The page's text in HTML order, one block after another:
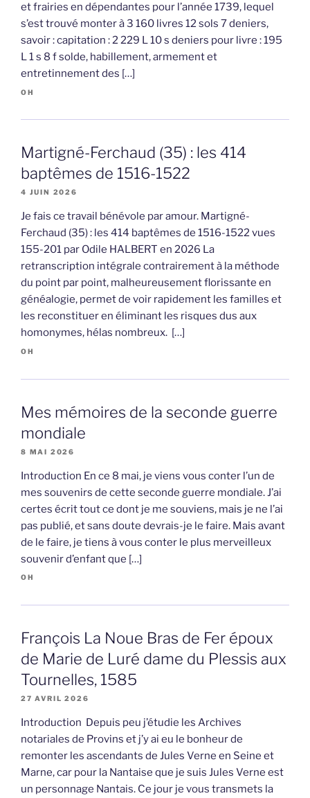
et frairies en dépendantes pour l’année 1739, lequel
s’est trouvé monter à 3 160 livres 12 sols 7 deniers,
savoir : capitation : 2 229 L 10 s deniers pour livre : 195
L 1 s 8 f solde, habillement, armement et
entretinnement des […]
OH
Martigné-Ferchaud (35) : les 414
baptêmes de 1516-1522
4 JUIN 2026
Je fais ce travail bénévole par amour. Martigné-
Ferchaud (35) : les 414 baptêmes de 1516-1522 vues
155-201 par Odile HALBERT en 2026 La
retranscription intégrale contrairement à la méthode
du point par point, malheureusement florissante en
généalogie, permet de voir rapidement les familles et
les reconstituer en éliminant les risques dus aux
homonymes, hélas nombreux. […]
OH
Mes mémoires de la seconde guerre
mondiale
8 MAI 2026
Introduction En ce 8 mai, je viens vous conter l’un de
mes souvenirs de cette seconde guerre mondiale. J’ai
certes écrit tout ce dont je me souviens, mais je ne l’ai
pas publié, et sans doute devrais-je le faire. Mais avant
de le faire, je tiens à vous conter le plus merveilleux
souvenir d’enfant que […]
OH
François La Noue Bras de Fer époux
de Marie de Luré dame du Plessis aux
Tournelles, 1585
27 AVRIL 2026
Introduction Depuis peu j’étudie les Archives
notariales de Provins et j’y ai eu le bonheur de
remonter les ascendants de Jules Verne en Seine et
Marne, car pour la Nantaise que je suis Jules Verne est
un personnage Nantais. Ce jour je vous transmets la